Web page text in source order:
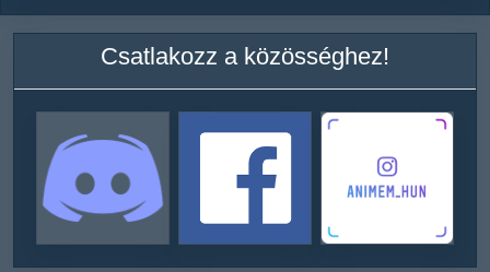
Csatlakozz a közösséghez!